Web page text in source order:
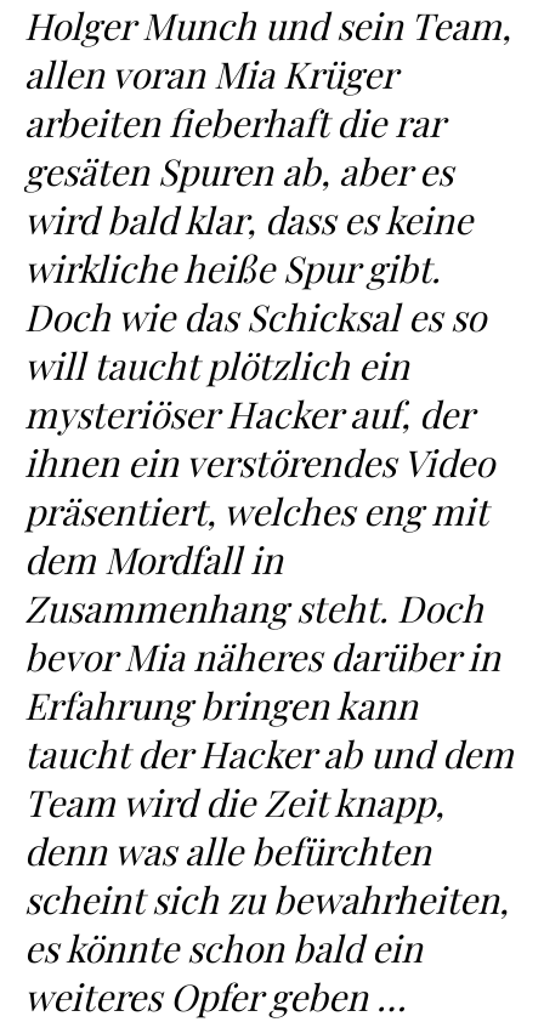
Holger Munch und sein Team,
allen voran Mia Krüger
arbeiten fieberhaft die rar
gesäten Spuren ab, aber es
wird bald klar, dass es keine
wirkliche heiße Spur gibt.
Doch wie das Schicksal es so
will taucht plötzlich ein
mysteriöser Hacker auf, der
ihnen ein verstörendes Video
präsentiert, welches eng mit
dem Mordfall in
Zusammenhang steht. Doch
bevor Mia näheres darüber in
Erfahrung bringen kann
taucht der Hacker ab und dem
Team wird die Zeit knapp,
denn was alle befürchten
scheint sich zu bewahrheiten,
es könnte schon bald ein
weiteres Opfer geben …